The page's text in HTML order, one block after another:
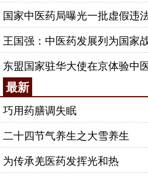
国家中医药局曝光一批虚假违
王国强：中医药发展列为国家
东盟国家驻华大使在京体验中
最新
巧用药膳调失眠
二十四节气养生之大雪养生
为传承羌医药发挥光和热